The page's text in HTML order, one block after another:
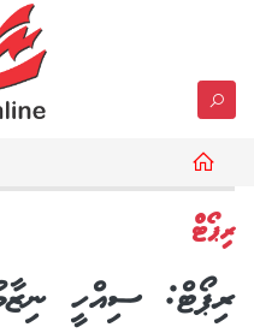
ރިޕޯޓް
ރިޕޯޓް: ސިއްހީ